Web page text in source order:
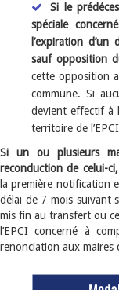
Si le
spéciale
l’expiration
sauf opposition
cette opposition
commune. Si
devient effectif à
territoire de
Si un ou plusieurs
reconduction de celui-
la première notification
délai de 7 mois suivant
mis fin au transfert ou
l’EPCI concerné à
renonciation aux maires